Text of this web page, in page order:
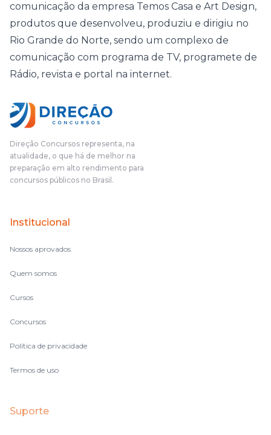
comunicação da empresa Temos Casa e Art Design,
produtos que desenvolveu, produziu e dirigiu no
Rio Grande do Norte, sendo um complexo de
comunicação com programa de TV, programete de
Rádio, revista e portal na internet.
Direção Concursos representa, na
atualidade, o que há de melhor na
preparação em alto rendimento para
concursos públicos no Brasil.
Institucional
Nossos aprovados
Quem somos
Cursos
Concursos
Política de privacidade
Termos de uso
Suporte